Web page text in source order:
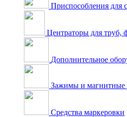
Приспособления для
Центраторы для труб,
Дополнительное
Зажимы и магнитные
Средства маркеровки